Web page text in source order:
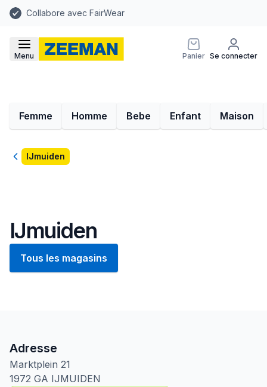
Collabore avec FairWear
Menu Panier Se connecter
Femme Homme Bebe Enfant Maison
RetourIJmuiden
IJmuiden
Tous les magasins
Adresse
Marktplein 21
1972 GA IJMUIDEN